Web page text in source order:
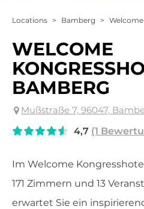
Locations > Bamberg >
WELCOME
BAMBERG
Mußstraße 7, 96047,
4,7 (1
Im Welcome
171 Zimmern und 13
erwartet Sie ein